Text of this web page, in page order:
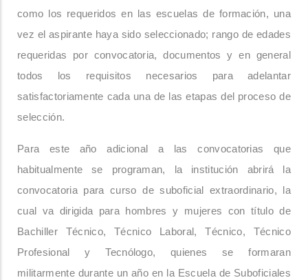
como los requeridos en las escuelas de formación, una
vez el aspirante haya sido seleccionado; rango de edades
requeridas por convocatoria, documentos y en general
todos los requisitos necesarios para adelantar
satisfactoriamente cada una de las etapas del proceso de
selección.
Para este año adicional a las convocatorias que
habitualmente se programan, la institución abrirá la
convocatoria para curso de suboficial extraordinario, la
cual va dirigida para hombres y mujeres con título de
Bachiller Técnico, Técnico Laboral, Técnico, Técnico
Profesional y Tecnólogo, quienes se formaran
militarmente durante un año en la Escuela de Suboficiales